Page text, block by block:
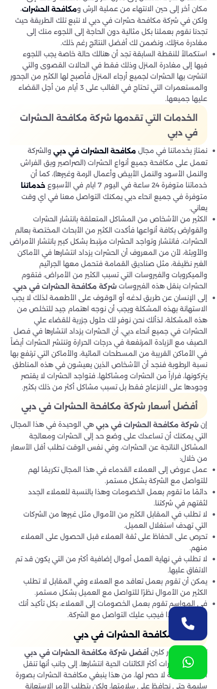
مكان أخر إلى حين الانتهاء من عملية الرش ومكافحة الحشرات،
ولكن في شركة مكافحة حشرات في دبي لا نتبع تلك الطريقة حيث
تجدنا نقوم بعملنا بكل مثالية دون الحاجة إلى اللجوء منك إلى
مغادرة منزلك، ونضمن لك أفضل النتائج رغم ذلك.
استكمالاً للنقطة السابقة تجد أن هنالك حالة خاصة يجب اللجوء
فيها إلى مغادرة المنزل وذلك فقط في الحالات القصوى والتي
انتشرت بها الحشرات لجميع أرجاء المنزل فأصبح لها الكثير من الجحور
والمستعمرات التي تحتاج في الغالب على 3 أيام من أجل القضاء
عليها جميعها.
الخدمات التي تقدمها شركة مكافحة الحشرات
في دبي
نمتاز بخدماتنا في مجال مكافحة الحشرات في دبي والشركة
تعمل على مكافحة جميع أنواع الحشرات (الصراصير وبق الفراش
والنمل الأسود والنمل الأبيض وأعمال الرمة وغيرها)، كما أن
خدماتنا متوفرة 24 ساعة في اليوم 7 ايام في الأسبوع
خدماتنا
متوفرة في جميع انحاء دبي يمكنك التواصل معنا في اي وقت
يعاني.
الكثير من الأشخاص من المشاكل المتعلقة بانتشار الحشرات
والقوارض بكافة أنواعها فأكدت الكثير من الأبحاث المختصة بعالم
الحشرات، فانتشار وتواجد الحشرات مرتبط بشكل كبير بانتشار الأمراض
والأوبئة، لأن من المعروف أن الحشرات يزداد انتشارها في الأماكن
الغير نظيفة، مثل صناديق القمامة فتحمل معها الجراثيم
والميكروبات والفيروسات التي تسبب الكثير من الأمراض، فتقوم
الحشرات بنقل هذه الفيروسات شركة مكافحة الحشرات في دبي.
إلى الإنسان عن طريق لدغه أو الوقوف على الأطعمة لذلك لا يجب
الاستهانة بهذه المشكلة ويجب أن نوجه اهتمام جيد للتخلص من
هذه المشكلة، لذألك نحن نوفر لك حلول جزرية للقضاء علي
الحشرات في جميع أنحاء دبي، أن الحشرات يزداد انتشارها في فصل
الصيف مع الزيادة المرتفعة في درجات الحرارة وتنتشر الحشرات أيضاً
في الأماكن القريبة من المسطحات المائية، والأماكن التي ترتفع بها
نسبة الرطوبة فنجد أن الأشخاص الذين يعيشون في هذه المناطق
يتركونها، فراراً من الحشرات ومشاكلها، فتواجد الحشرات لا يقتصر
وجودها على الانزعاج فقط بل تسبب مشاكل أكثر من ذلك بكثير.
أفضل أسعار شركة مكافحة الحشرات في دبي
إن شركة مكافحة الحشرات في دبي هي الوحيدة في هذا المجال
التي يمكنك أن تساعدك على وضع حد إلى الحشرات ومعالجة
المشاكل الناتجة عن الحشرات، وفي نفس الوقت تطلب أقل الأسعار
من خلال:
عمل عروض إلى العملاء القدماء في هذا المجال تكريمًا لهم
للتواصل مع الشركة بشكل مستمر.
دائمًا ما تقوم بعمل الخصومات وهذا بالنسبة للعملاء الجدد
لثقتهم في شركتنا.
لا تطلب في المقابل الكثير من الأموال مثل غيرها من الشركات
التي تهدف استغلال العميل.
تحرص على الحفاظ على ثقة العملاء قبل الحصول على العملاء
منهم.
لا تطلب في نهاية العمل أموال إضافية أكثر من التي يكون قد تم
الاتفاق عليها.
يمكن أن تقوم بعمل تعاقد مع العملاء وفي المقابل لا تطلب
الكثير من الأموال نظرًا للتواصل مع العميل بشكل مستمر.
في المواسم تقوم بعمل الخصومات إلى العملاء، بكل تأكيد أنك
لن تصدق هذا فيجب عليك التواصل مع الشركة.
شركة مكافحة الحشرات في دبي
تعد شركة بيور كلين أفضل شركة مكافحة الحشرات في دبي
حيث ان الحشرات أكثر الكائنات الحية انتشارها، إلى جانب أنها تنقل
أمراضا مزمنة لا حصر لها، من هذا ينبغي مكافحة الحشرات بصورة
سليمة حتى نحافظ على سلامتها، ولكن يتطلب الأمر الاستعانة